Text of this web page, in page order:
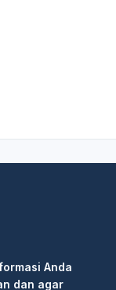
Anda
dan agar